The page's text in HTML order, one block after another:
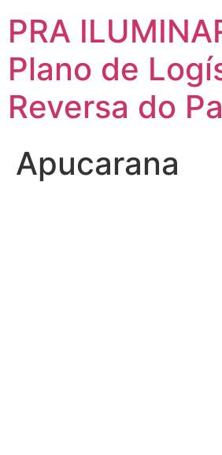
PRA
Plano de
Reversa do
Apucarana